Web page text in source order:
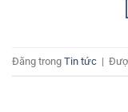
Đăng trong Tin tức |